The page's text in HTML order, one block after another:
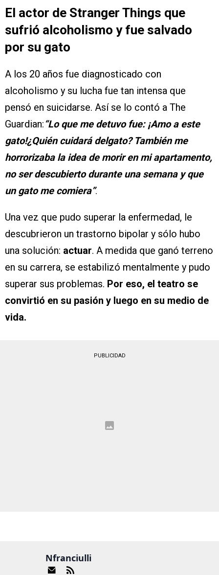
El actor de Stranger Things que
sufrió alcoholismo y fue salvado
por su gato
A los 20 años fue diagnosticado con
alcoholismo y su lucha fue tan intensa que
pensó en suicidarse. Así se lo contó a The
Guardian:“Lo que me detuvo fue: ¡Amo a este
gato!¿Quién cuidará delgato? También me
horrorizaba la idea de morir en mi apartamento,
no ser descubierto durante una semana y que
un gato me comiera”.
Una vez que pudo superar la enfermedad, le
descubrieron un trastorno bipolar y sólo hubo
una solución: actuar. A medida que ganó terreno
en su carrera, se estabilizó mentalmente y pudo
superar sus problemas. Por eso, el teatro se
convirtió en su pasión y luego en su medio de
vida.
PUBLICIDAD
Nfranciulli